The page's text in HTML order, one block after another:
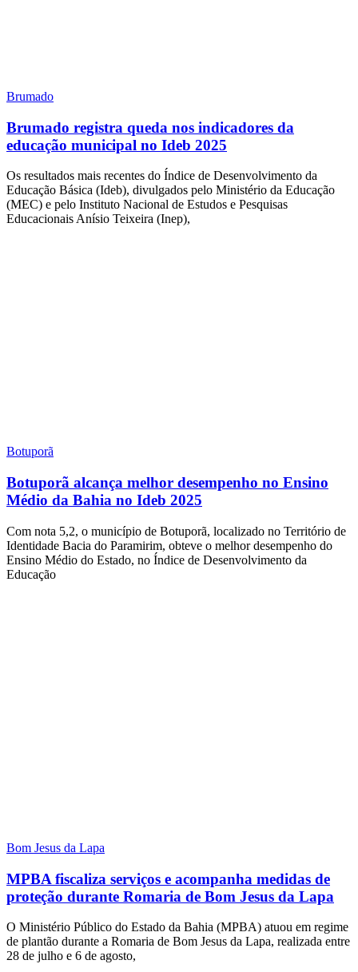
Brumado
Brumado registra queda nos indicadores da
educação municipal no Ideb 2025
Os resultados mais recentes do Índice de Desenvolvimento da
Educação Básica (Ideb), divulgados pelo Ministério da Educação
(MEC) e pelo Instituto Nacional de Estudos e Pesquisas
Educacionais Anísio Teixeira (Inep),
Botuporã
Botuporã alcança melhor desempenho no Ensino
Médio da Bahia no Ideb 2025
Com nota 5,2, o município de Botuporã, localizado no Território de
Identidade Bacia do Paramirim, obteve o melhor desempenho do
Ensino Médio do Estado, no Índice de Desenvolvimento da
Educação
Bom Jesus da Lapa
MPBA fiscaliza serviços e acompanha medidas de
proteção durante Romaria de Bom Jesus da Lapa
O Ministério Público do Estado da Bahia (MPBA) atuou em regime
de plantão durante a Romaria de Bom Jesus da Lapa, realizada entre
28 de julho e 6 de agosto,